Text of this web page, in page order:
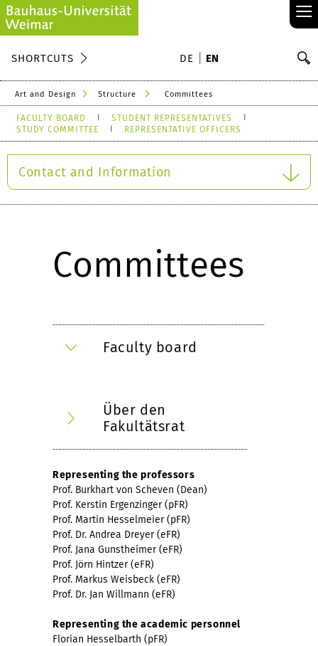
≡
SHORTCUTS DE EN
Art and Design Structure Committees
FACULTY BOARD
STUDENT REPRESENTATIVES
STUDY COMMITTEE
REPRESENTATIVE OFFICERS
Contact and Information
Committees
Faculty board
Über den
Fakultätsrat
Representing the professors
Prof. Burkhart von Scheven (Dean)
Prof. Kerstin Ergenzinger (pFR)
Prof. Martin Hesselmeier (pFR)
Prof. Dr. Andrea Dreyer (eFR)
Prof. Jana Gunstheimer (eFR)
Prof. Jörn Hintzer (eFR)
Prof. Markus Weisbeck (eFR)
Prof. Dr. Jan Willmann (eFR)
Representing the academic personnel
Florian Hesselbarth (pFR)